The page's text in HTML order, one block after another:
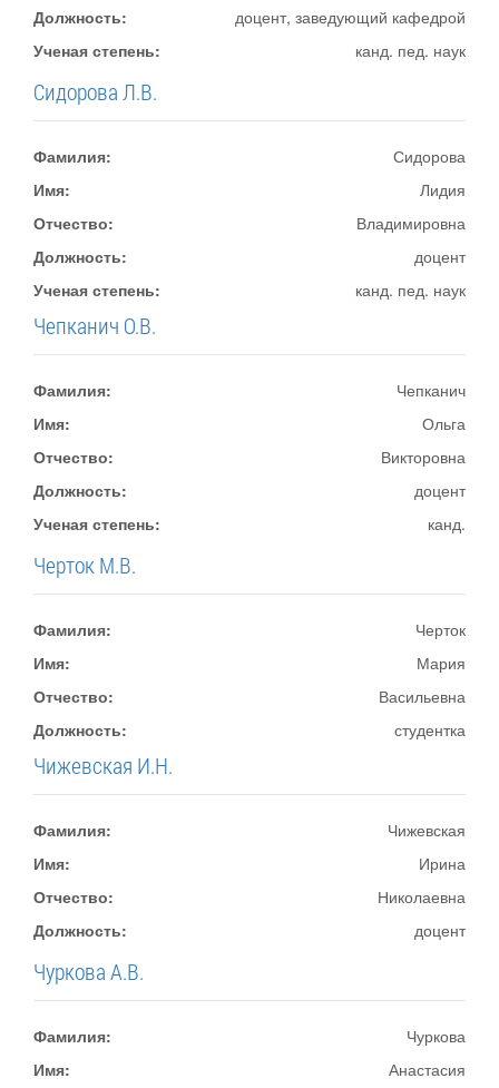
Должность:
доцент, заведующий кафедрой
Ученая степень:
канд. пед. наук
Сидорова Л.В.
Фамилия:
Сидорова
Имя:
Лидия
Отчество:
Владимировна
Должность:
доцент
Ученая степень:
канд. пед. наук
Чепканич О.В.
Фамилия:
Чепканич
Имя:
Ольга
Отчество:
Викторовна
Должность:
доцент
Ученая степень:
канд.
Черток М.В.
Фамилия:
Черток
Имя:
Мария
Отчество:
Васильевна
Должность:
студентка
Чижевская И.Н.
Фамилия:
Чижевская
Имя:
Ирина
Отчество:
Николаевна
Должность:
доцент
Чуркова А.В.
Фамилия:
Чуркова
Имя:
Анастасия